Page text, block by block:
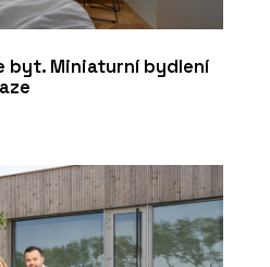
byt. Miniaturní bydlení